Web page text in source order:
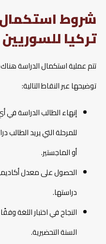
شروط استكمال
تركيا للسوريين
تتم عملية استكمال الدراسة
توضيحها عبر النقاط التالية:
إنهاء الطالب الدراسة
للمرحلة التي يريد الطالب
أو الماجستير.
الحصول على معدل
دراستها.
النجاح في اختبار اللغة
السنة التحضيرية.